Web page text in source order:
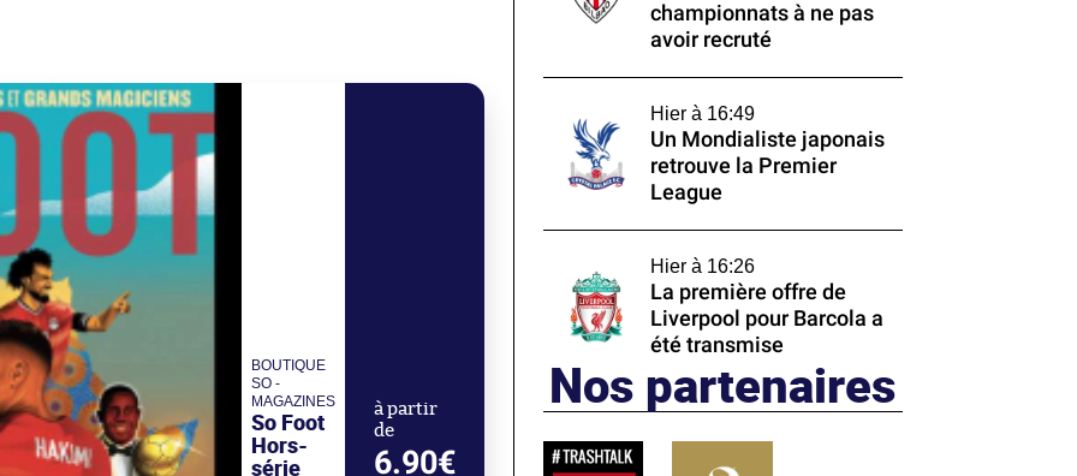
BOUTIQUE
SO -
MAGAZINES
So Foot
Hors-
série
à partir
de
6.90€
championnats à ne pas
avoir recruté
Hier à 16:49
Un Mondialiste japonais
retrouve la Premier
League
Hier à 16:26
La première offre de
Liverpool pour Barcola a
été transmise
Nos partenaires